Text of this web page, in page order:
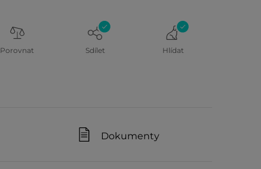
Porovnat Sdílet Hlídat
Dokumenty